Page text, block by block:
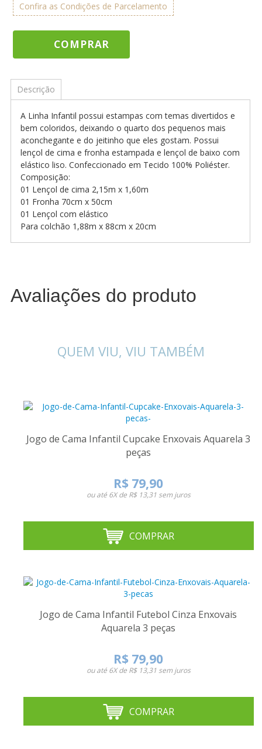
Confira as Condições de Parcelamento
COMPRAR
Descrição
A Linha Infantil possui estampas com temas divertidos e
bem coloridos, deixando o quarto dos pequenos mais
aconchegante e do jeitinho que eles gostam. Possui
lençol de cima e fronha estampada e lençol de baixo com
elástico liso. Confeccionado em Tecido 100% Poliéster.
Composição:
01 Lençol de cima 2,15m x 1,60m
01 Fronha 70cm x 50cm
01 Lençol com elástico
Para colchão 1,88m x 88cm x 20cm
Avaliações do produto
QUEM VIU, VIU TAMBÉM
Jogo de Cama Infantil Cupcake Enxovais Aquarela 3
peças
R$ 79,90
ou até6X de R$ 13,31 sem juros
COMPRAR
Jogo de Cama Infantil Futebol Cinza Enxovais
Aquarela 3 peças
R$ 79,90
ou até6X de R$ 13,31 sem juros
COMPRAR